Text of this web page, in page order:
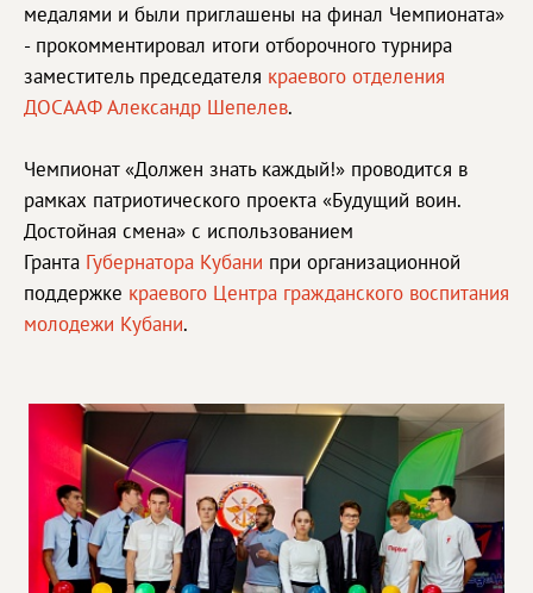
медалями и были приглашены на финал Чемпионата»
- прокомментировал итоги отборочного турнира
заместитель председателя краевого отделения
ДОСААФАлександр Шепелев.
Чемпионат «Должен знать каждый!» проводится в
рамках патриотического проекта «Будущий воин.
Достойная смена» с использованием
Гранта Губернатора Кубани при организационной
поддержке краевого Центра гражданского воспитания
молодежи Кубани.